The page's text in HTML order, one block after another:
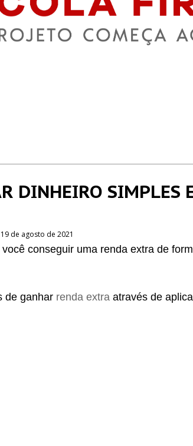
DINHEIRO SIMPLES
de agosto de 2021
conseguir uma renda extra de
de ganhar renda extra através de